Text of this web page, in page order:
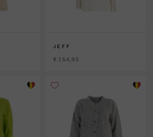
JEFF
€ 164,95